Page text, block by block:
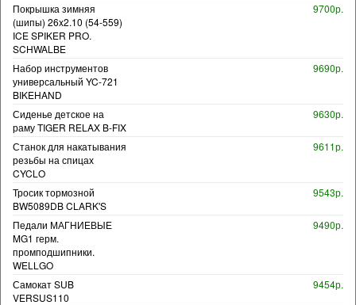
Покрышка зимняя
(шипы) 26x2.10 (54-559)
ICE SPIKER PRO.
SCHWALBE
9700р.
Набор инструментов
универсальный YC-721
BIKEHAND
9690р.
Сиденье детское на
раму TIGER RELAX B-FIX
9630р.
Станок для накатывания
резьбы на спицах
CYCLO
9611р.
Тросик тормозной
BW5089DB CLARK'S
9543р.
Педали МАГНИЕВЫЕ
MG1 герм.
промподшипники.
WELLGO
9490р.
Самокат SUB
VERSUS110
9454р.